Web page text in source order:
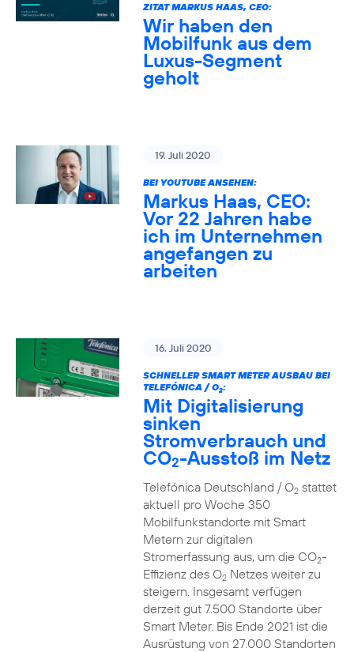
ZITAT MARKUS HAAS, CEO:
Wir haben den
Mobilfunk aus dem
Luxus-Segment
geholt
19. Juli 2020
BEI YOUTUBE ANSEHEN:
Markus Haas, CEO:
Vor 22 Jahren habe
ich im Unternehmen
angefangen zu
arbeiten
16. Juli 2020
SCHNELLER SMART METER AUSBAU BEI
TELEFÓNICA / O2:
Mit Digitalisierung
sinken
Stromverbrauch und
CO2-Ausstoß im Netz
Telefónica Deutschland / O2stattet
aktuell pro Woche 350
Mobilfunkstandorte mit Smart
Metern zur digitalen
Stromerfassung aus, um die CO2-
Effizienz des O2Netzes weiter zu
steigern. Insgesamt verfügen
derzeit gut 7.500 Standorte über
Smart Meter. Bis Ende 2021 ist die
Ausrüstung von 27.000 Standorten